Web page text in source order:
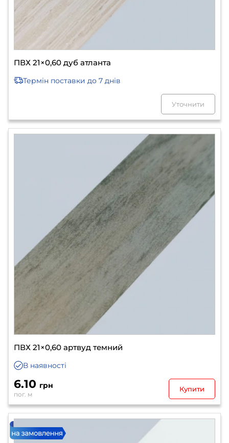
ПВХ 21×0,60 дуб атланта
Термін поставки до 7 днів
Уточнити
ПВХ 21×0,60 артвуд темний
В наявності
6.10 грн
пог. м
Купити